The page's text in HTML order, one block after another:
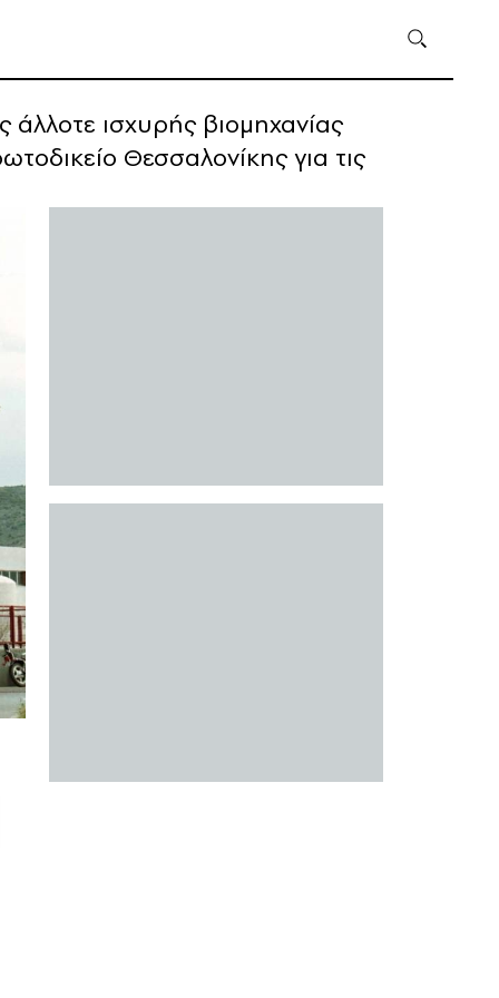
ισχυρής βιομηχανίας
Θεσσαλονίκης για τις